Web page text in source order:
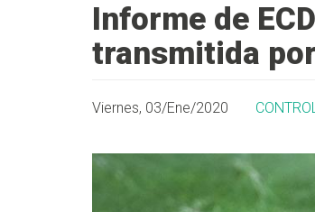
Informe de
transmitida
Viernes, 03/Ene/2020